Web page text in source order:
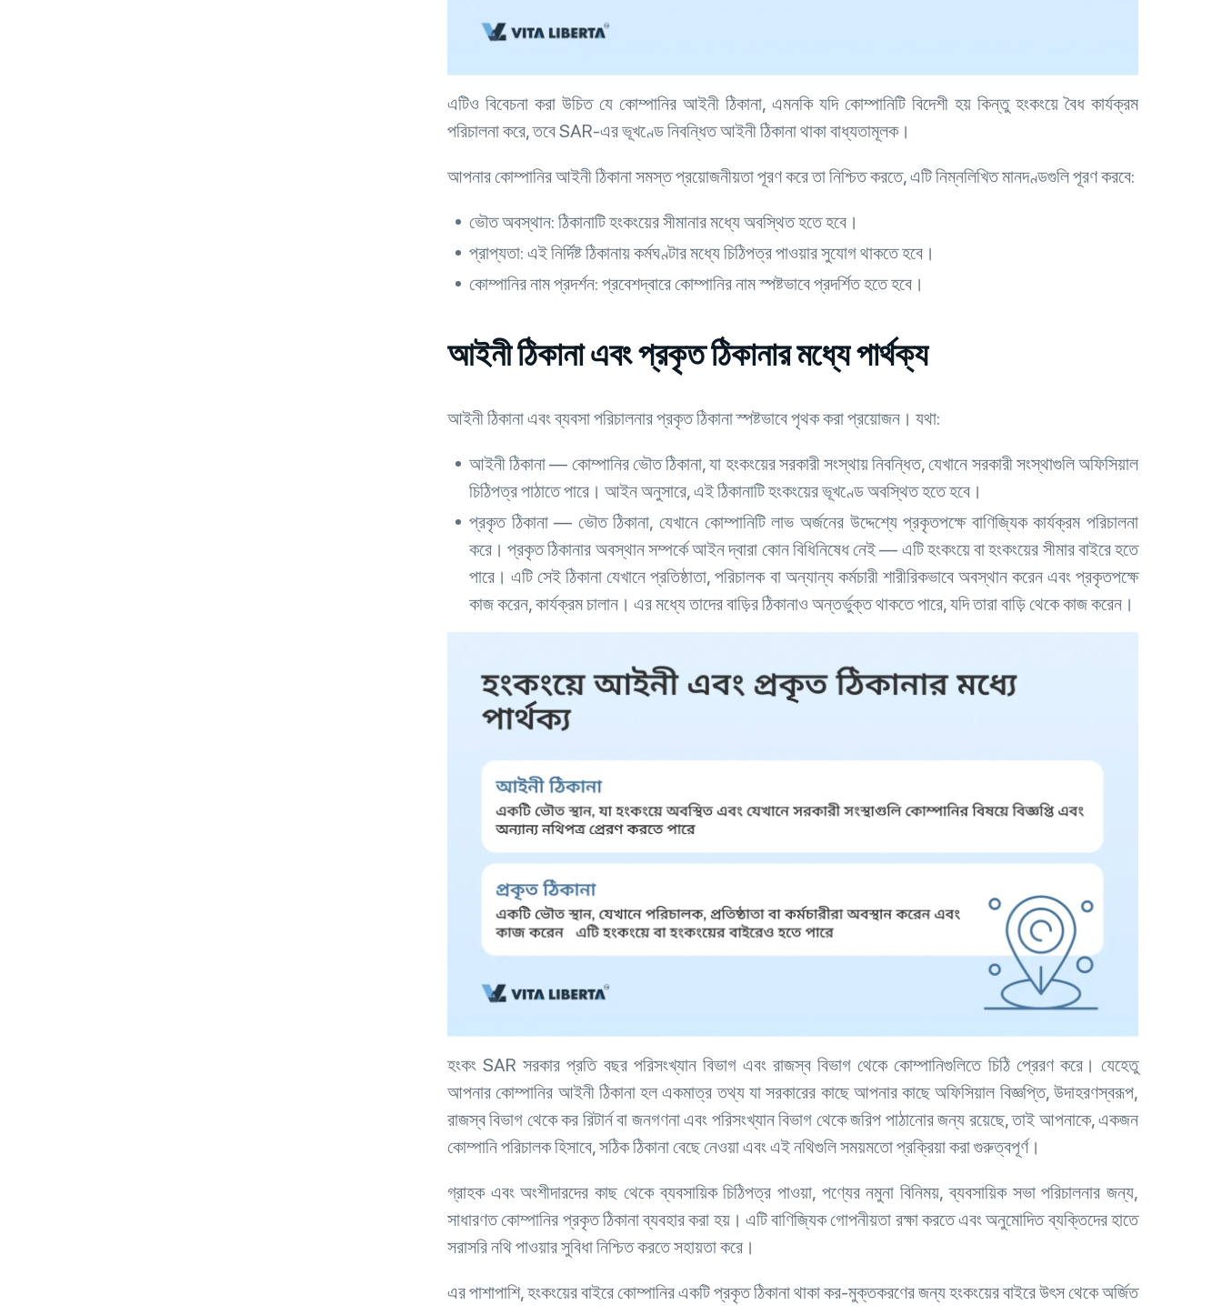
এটিও বিবেচনা করা উচিত যে কোম্পানির আইনী ঠিকানা, এমনকি যদি কোম্পানিটি বিদেশী হয় কিন্তু হংকংয়ে বৈধ কার্যক্রম
পরিচালনা করে, তবে SAR-এর ভূখণ্ডে নিবন্ধিত আইনী ঠিকানা থাকা বাধ্যতামূলক।
আপনার কোম্পানির আইনী ঠিকানা সমস্ত প্রয়োজনীয়তা পূরণ করে তা নিশ্চিত করতে, এটি নিম্নলিখিত মানদণ্ডগুলি পূরণ করবে:
ভৌত অবস্থান: ঠিকানাটি হংকংয়ের সীমানার মধ্যে অবস্থিত হতে হবে।
প্রাপ্যতা: এই নির্দিষ্ট ঠিকানায় কর্মঘণ্টার মধ্যে চিঠিপত্র পাওয়ার সুযোগ থাকতে হবে।
কোম্পানির নাম প্রদর্শন: প্রবেশদ্বারে কোম্পানির নাম স্পষ্টভাবে প্রদর্শিত হতে হবে।
আইনী ঠিকানা এবং প্রকৃত ঠিকানার মধ্যে পার্থক্য
আইনী ঠিকানা এবং ব্যবসা পরিচালনার প্রকৃত ঠিকানা স্পষ্টভাবে পৃথক করা প্রয়োজন। যথা:
আইনী ঠিকানা — কোম্পানির ভৌত ঠিকানা, যা হংকংয়ের সরকারী সংস্থায় নিবন্ধিত, যেখানে সরকারী সংস্থাগুলি অফিসিয়াল
চিঠিপত্র পাঠাতে পারে। আইন অনুসারে, এই ঠিকানাটি হংকংয়ের ভূখণ্ডে অবস্থিত হতে হবে।
প্রকৃত ঠিকানা — ভৌত ঠিকানা, যেখানে কোম্পানিটি লাভ অর্জনের উদ্দেশ্যে প্রকৃতপক্ষে বাণিজ্যিক কার্যক্রম পরিচালনা
করে। প্রকৃত ঠিকানার অবস্থান সম্পর্কে আইন দ্বারা কোন বিধিনিষেধ নেই — এটি হংকংয়ে বা হংকংয়ের সীমার বাইরে হতে
পারে। এটি সেই ঠিকানা যেখানে প্রতিষ্ঠাতা, পরিচালক বা অন্যান্য কর্মচারী শারীরিকভাবে অবস্থান করেন এবং প্রকৃতপক্ষে
কাজ করেন, কার্যক্রম চালান। এর মধ্যে তাদের বাড়ির ঠিকানাও অন্তর্ভুক্ত থাকতে পারে, যদি তারা বাড়ি থেকে কাজ করেন।
হংকং SAR সরকার প্রতি বছর পরিসংখ্যান বিভাগ এবং রাজস্ব বিভাগ থেকে কোম্পানিগুলিতে চিঠি প্রেরণ করে। যেহেতু
আপনার কোম্পানির আইনী ঠিকানা হল একমাত্র তথ্য যা সরকারের কাছে আপনার কাছে অফিসিয়াল বিজ্ঞপ্তি, উদাহরণস্বরূপ,
রাজস্ব বিভাগ থেকে কর রিটার্ন বা জনগণনা এবং পরিসংখ্যান বিভাগ থেকে জরিপ পাঠানোর জন্য রয়েছে, তাই আপনাকে, একজন
কোম্পানি পরিচালক হিসাবে, সঠিক ঠিকানা বেছে নেওয়া এবং এই নথিগুলি সময়মতো প্রক্রিয়া করা গুরুত্বপূর্ণ।
গ্রাহক এবং অংশীদারদের কাছ থেকে ব্যবসায়িক চিঠিপত্র পাওয়া, পণ্যের নমুনা বিনিময়, ব্যবসায়িক সভা পরিচালনার জন্য,
সাধারণত কোম্পানির প্রকৃত ঠিকানা ব্যবহার করা হয়। এটি বাণিজ্যিক গোপনীয়তা রক্ষা করতে এবং অনুমোদিত ব্যক্তিদের হাতে
সরাসরি নথি পাওয়ার সুবিধা নিশ্চিত করতে সহায়তা করে।
এর পাশাপাশি, হংকংয়ের বাইরে কোম্পানির একটি প্রকৃত ঠিকানা থাকা কর-মুক্তকরণের জন্য হংকংয়ের বাইরে উৎস থেকে অর্জিত